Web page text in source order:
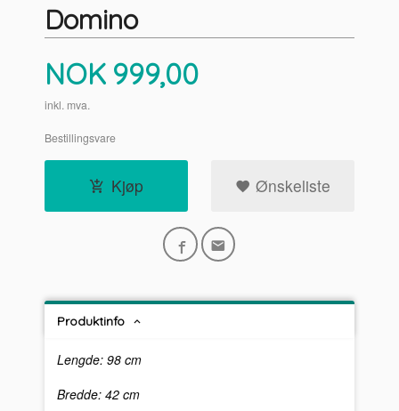
Domino
Pris
NOK 999,00
inkl. mva.
Bestillingsvare
Kjøp Ønskeliste
Produktinfo
Lengde: 98 cm
Bredde: 42 cm